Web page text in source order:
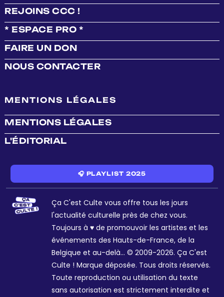
REJOINS CCC !
* ESPACE PRO *
FAIRE UN DON
NOUS CONTACTER
MENTIONS LÉGALES
MENTIONS LÉGALES
L'ÉDITORIAL
🎧 PLAYLIST 2025
Ça C'est Culte vous offre tous les jours
l'actualité culturelle près de chez vous.
Toujours à ♥ de promouvoir les artistes et les
événements des Hauts-de-France, de la
Belgique et au-delà... © 2009-2026. Ça C'est
Culte ! Marque déposée. Tous droits réservés.
Toute reproduction ou utilisation du texte
sans autorisation est strictement interdite et